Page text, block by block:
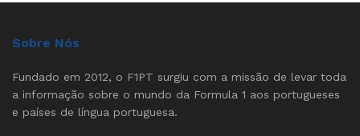
Sobre Nós
Fundado em 2012, o F1PT surgiu com a missão de levar toda
a informação sobre o mundo da Formula 1 aos portugueses
e países de língua portuguesa.